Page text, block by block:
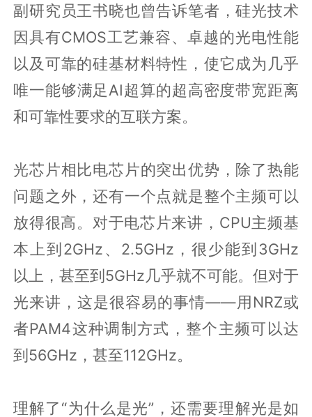
副研究员王书晓也曾告诉笔者，硅光技术
因具有CMOS工艺兼容、卓越的光电性能
以及可靠的硅基材料特性，使它成为几乎
唯一能够满足AI超算的超高密度带宽距离
和可靠性要求的互联方案。
光芯片相比电芯片的突出优势，除了热能
问题之外，还有一个点就是整个主频可以
放得很高。对于电芯片来讲，CPU主频基
本上到2GHz、2.5GHz，很少能到3GHz
以上，甚至到5GHz几乎就不可能。但对于
光来讲，这是很容易的事情——用NRZ或
者PAM4这种调制方式，整个主频可以达
到56GHz，甚至112GHz。
理解了“为什么是光”，还需要理解光是如